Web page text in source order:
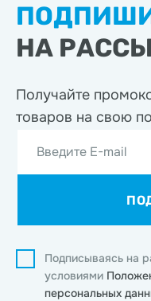
НА
Получайте
товаров на свою
Введите E-mail
Подписываясь на
условиями
персональных